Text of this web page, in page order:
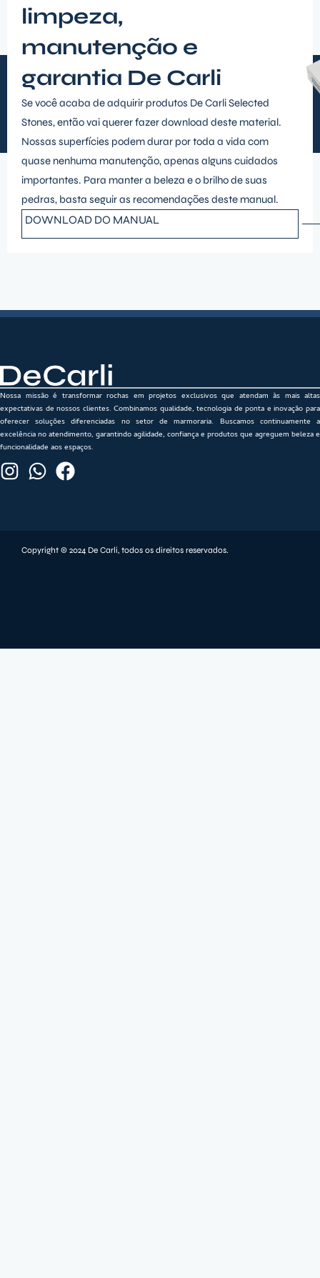
limpeza,
manutenção e
garantia De Carli
Se você acaba de adquirir produtos De Carli Selected
Stones, então vai querer fazer download deste material.
Nossas superfícies podem durar por toda a vida com
quase nenhuma manutenção, apenas alguns cuidados
importantes. Para manter a beleza e o brilho de suas
pedras, basta seguir as recomendações deste manual.
DOWNLOAD DO MANUAL
Nossa missão é transformar rochas em projetos exclusivos que atendam às mais altas
expectativas de nossos clientes. Combinamos qualidade, tecnologia de ponta e inovação para
oferecer soluções diferenciadas no setor de marmoraria. Buscamos continuamente a
excelência no atendimento, garantindo agilidade, confiança e produtos que agreguem beleza e
funcionalidade aos espaços.
Copyright © 2024 De Carli, todos os direitos reservados.